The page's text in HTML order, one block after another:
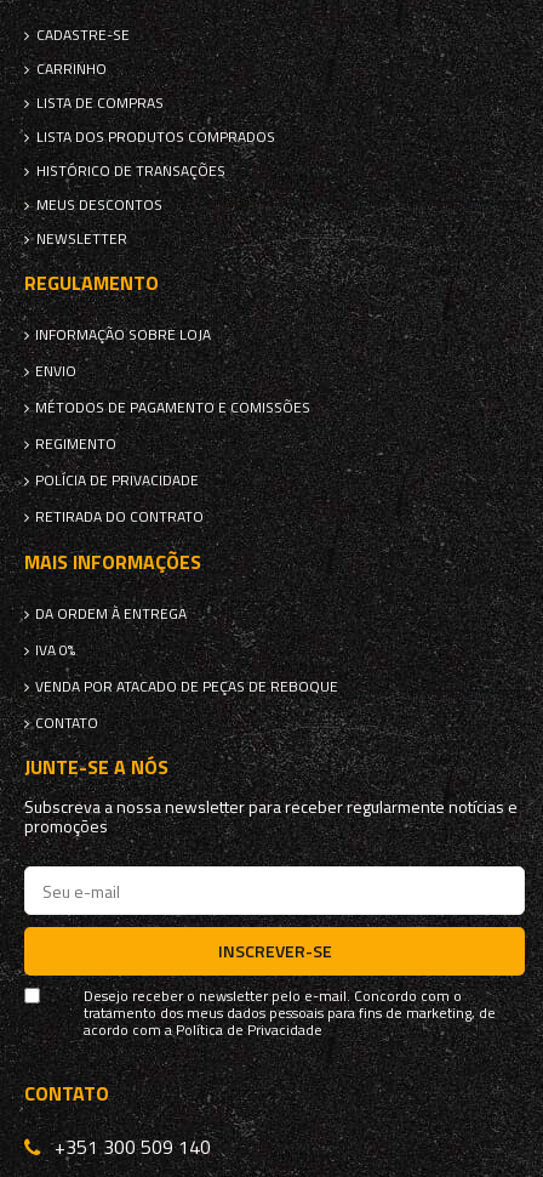
CADASTRE-SE
CARRINHO
LISTA DE COMPRAS
LISTA DOS PRODUTOS COMPRADOS
HISTÓRICO DE TRANSAÇÕES
MEUS DESCONTOS
NEWSLETTER
REGULAMENTO
INFORMAÇÃO SOBRE LOJA
ENVIO
MÉTODOS DE PAGAMENTO E COMISSÕES
REGIMENTO
POLÍCIA DE PRIVACIDADE
RETIRADA DO CONTRATO
MAIS INFORMAÇÕES
DA ORDEM À ENTREGA
IVA 0%
VENDA POR ATACADO DE PEÇAS DE REBOQUE
CONTATO
JUNTE-SE A NÓS
Subscreva a nossa newsletter para receber regularmente notícias e
promoções
INSCREVER-SE
Desejo receber o newsletter pelo e-mail. Concordo com o
tratamento dos meus dados pessoais para fins de marketing, de
acordo com aPolítica de Privacidade
CONTATO
+351 300 509 140